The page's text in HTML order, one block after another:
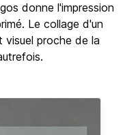
donne l'impression
Le collage d'un
visuel proche de la